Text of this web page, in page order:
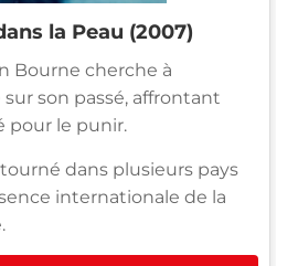
la Peau (2007)
Bourne cherche à
son passé, affrontant
pour le punir.
dans plusieurs pays
internationale de la